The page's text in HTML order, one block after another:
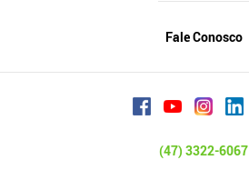
Fale Conosco
(47) 3322-6067